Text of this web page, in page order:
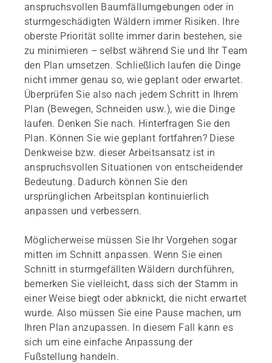
anspruchsvollen Baumfällumgebungen oder in
sturmgeschädigten Wäldern immer Risiken. Ihre
oberste Priorität sollte immer darin bestehen, sie
zu minimieren – selbst während Sie und Ihr Team
den Plan umsetzen. Schließlich laufen die Dinge
nicht immer genau so, wie geplant oder erwartet.
Überprüfen Sie also nach jedem Schritt in Ihrem
Plan (Bewegen, Schneiden usw.), wie die Dinge
laufen. Denken Sie nach. Hinterfragen Sie den
Plan. Können Sie wie geplant fortfahren? Diese
Denkweise bzw. dieser Arbeitsansatz ist in
anspruchsvollen Situationen von entscheidender
Bedeutung. Dadurch können Sie den
ursprünglichen Arbeitsplan kontinuierlich
anpassen und verbessern.
Möglicherweise müssen Sie Ihr Vorgehen sogar
mitten im Schnitt anpassen. Wenn Sie einen
Schnitt in sturmgefällten Wäldern durchführen,
bemerken Sie vielleicht, dass sich der Stamm in
einer Weise biegt oder abknickt, die nicht erwartet
wurde. Also müssen Sie eine Pause machen, um
Ihren Plan anzupassen. In diesem Fall kann es
sich um eine einfache Anpassung der
Fußstellung handeln.